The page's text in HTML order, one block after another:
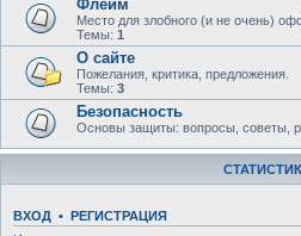
Флейм
Место для злобного (и не очень)
Темы: 1
О сайте
Пожелания, критика, предложения.
Темы: 3
Безопасность
Основы защиты: вопросы, советы,
ВХОД • РЕГИСТРАЦИЯ